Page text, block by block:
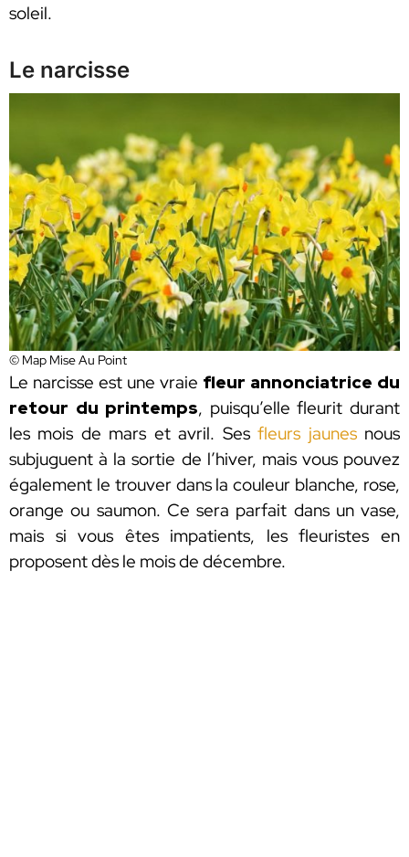
soleil.
Le narcisse
© Map Mise Au Point
Le narcisse est une vraie fleur annonciatrice du
retour du printemps, puisqu’elle fleurit durant
les mois de mars et avril. Sesfleurs jaunesnous
subjuguent à la sortie de l’hiver, mais vous pouvez
également le trouver dans la couleur blanche, rose,
orange ou saumon. Ce sera parfait dans un vase,
mais si vous êtes impatients, les fleuristes en
proposent dès le mois de décembre.